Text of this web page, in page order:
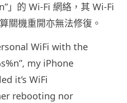
」的 Wi-Fi 網絡，其 Wi-Fi
關機重開亦無法修復。
WiFi with the
my iPhone
it’s WiFi
rebooting nor